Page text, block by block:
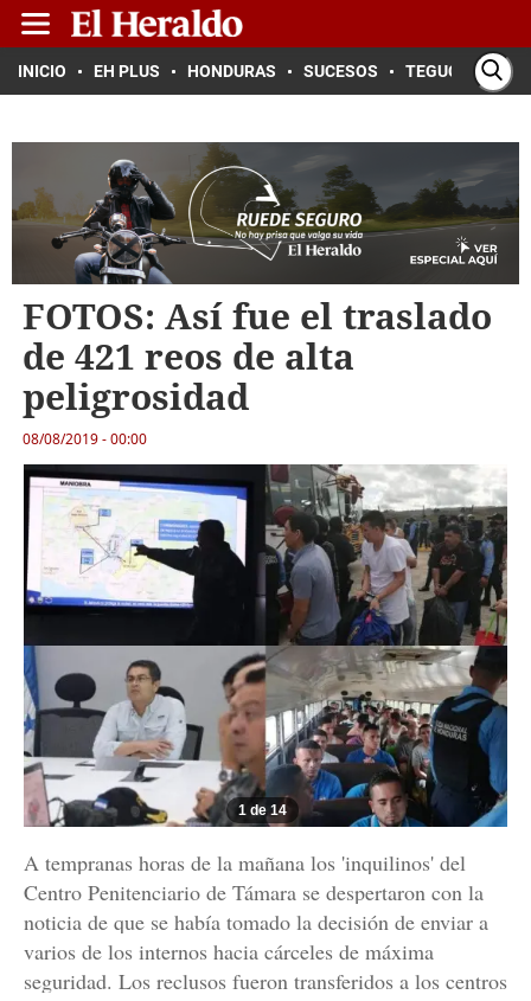
INICIO EH PLUS HONDURAS SUCESOS TEGUCIGALPA
FOTOS: Así fue el traslado
de 421 reos de alta
peligrosidad
08/08/2019 - 00:00
1 de 14
A tempranas horas de la mañana los 'inquilinos' del
Centro Penitenciario de Támara se despertaron con la
noticia de que se había tomado la decisión de enviar a
varios de los internos hacia cárceles de máxima
seguridad. Los reclusos fueron transferidos a los centros